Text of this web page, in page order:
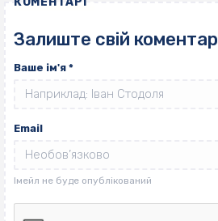
Залиште свій коментар
Ваше ім'я *
Email